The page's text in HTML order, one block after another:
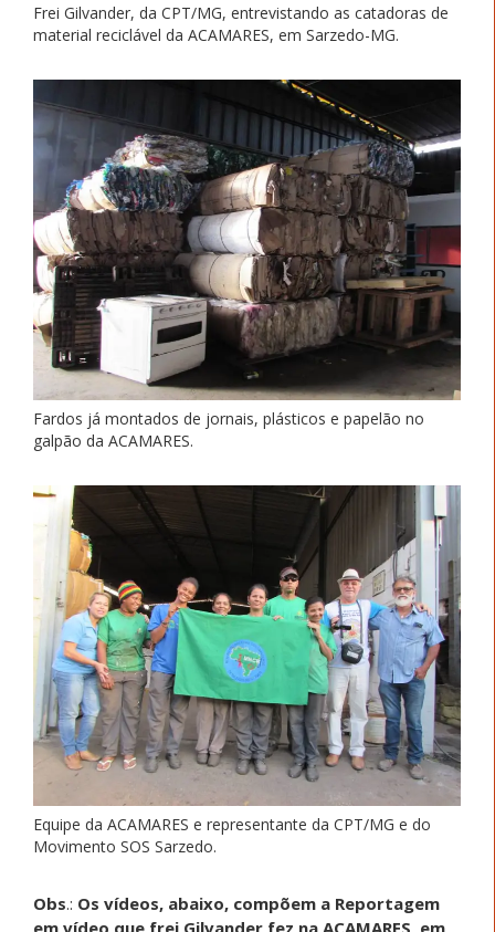
Frei Gilvander, da CPT/MG, entrevistando as catadoras de
material reciclável da ACAMARES, em Sarzedo-MG.
Fardos já montados de jornais, plásticos e papelão no
galpão da ACAMARES.
Equipe da ACAMARES e representante da CPT/MG e do
Movimento SOS Sarzedo.
Obs.: Os vídeos, abaixo, compõem a Reportagem